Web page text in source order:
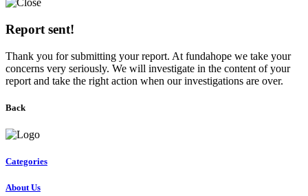
Report sent!
Thank you for submitting your report. At fundahope we take your
concerns very seriously. We will investigate in the content of your
report and take the right action when our investigations are over.
Back
Categories
About Us